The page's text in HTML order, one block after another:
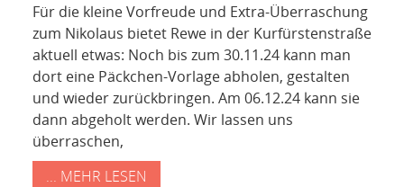
Für die kleine Vorfreude und Extra-Überraschung
zum Nikolaus bietet Rewe in der Kurfürstenstraße
aktuell etwas: Noch bis zum 30.11.24 kann man
dort eine Päckchen-Vorlage abholen, gestalten
und wieder zurückbringen. Am 06.12.24 kann sie
dann abgeholt werden. Wir lassen uns
überraschen,
... MEHR LESEN